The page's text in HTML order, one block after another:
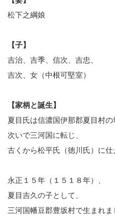
松下之綱娘
【子】
吉治、吉季、信次、吉忠、
吉次、女（中根可堅室）
【家柄と誕生】
夏目氏は信濃国伊那郡夏目村の
次いで三河国に転じ、
古くから松平氏（徳川氏）に仕
永正１５年（１５１８年）、
夏目吉久の子として、
三河国幡豆郡豊坂村で生まれま